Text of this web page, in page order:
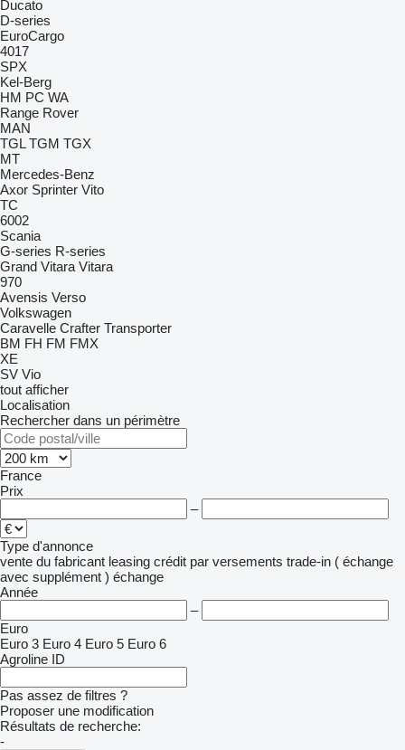
Ducato
D-series
EuroCargo
4017
SPX
Kel-Berg
HM PC WA
Range Rover
MAN
TGL TGM TGX
MT
Mercedes-Benz
Axor Sprinter Vito
TC
6002
Scania
G-series R-series
Grand Vitara Vitara
970
Avensis Verso
Volkswagen
Caravelle Crafter Transporter
BM FH FM FMX
XE
SV Vio
tout afficher
Localisation
Rechercher dans un périmètre
France
Prix
–
Type d'annonce
vente du fabricant leasing crédit par versements trade-in ( échange
avec supplément ) échange
Année
–
Euro
Euro 3 Euro 4 Euro 5 Euro 6
Agroline ID
Pas assez de filtres ?
Proposer une modification
Résultats de recherche:
-